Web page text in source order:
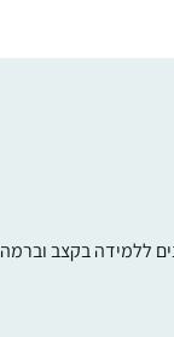
ללמידה בקצב
explorations into